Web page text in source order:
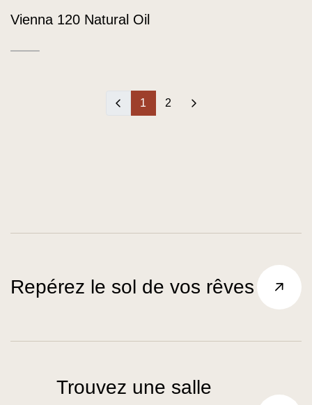
Vienna 120 Natural Oil
‹ 1 2 ›
Repérez le sol de vos rêves
Trouvez une salle